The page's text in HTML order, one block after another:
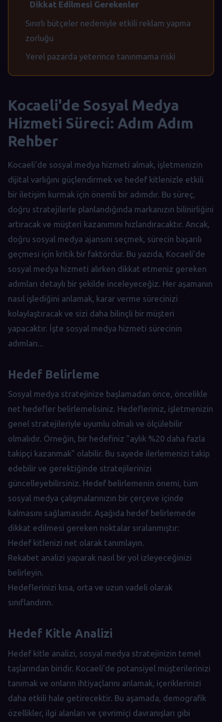
Dikkat Edilmesi Gerekenler
Sınırlı bütçeler nedeniyle etkili reklam yapma
zorluğu
Yerel pazarda yeterince tanınmama riski
Kocaeli'de Sosyal Medya
Hizmeti Süreci: Adım Adım
Rehber
Kocaeli'de sosyal medya hizmeti almak, işletmenizin
dijital varlığını güçlendirmek ve hedef kitlenizle etkili
bir iletişim kurmak için önemli bir adımdır. Bu süreç,
doğru stratejilerle planlandığında markanızın bilinirliğini
artıracak ve müşteri kazanımını hızlandıracaktır. Ancak,
doğru sosyal medya ajansını seçmek, sürecin başarılı
geçmesi için kritik bir faktördür. Bu yazıda, Kocaeli'de
sosyal medya hizmeti alırken dikkat etmeniz gereken
adımları detaylı bir şekilde inceleyeceğiz. Her aşamanın
nasıl işlediğini anlamak, karar verme sürecinizi
kolaylaştıracak ve sizi daha bilinçli bir müşteri
yapacaktır. İşte sosyal medya hizmeti sürecinin
adımları...
Hedef Belirleme
Sosyal medya stratejinize başlamadan önce, öncelikle
net hedefler belirlemelisiniz. Hedefleriniz, işletmenizin
genel stratejileriyle uyumlu olmalı ve ölçülebilir
olmalıdır. Örneğin, bir hedefiniz "aylık %20 daha fazla
takipçi kazanmak" olabilir. Bu sayede ilerlemenizi takip
edebilir ve gerektiğinde stratejilerinizi
güncelleyebilirsiniz. Hedef belirlemenin önemi, tüm
sosyal medya çalışmalarınızın bir çerçeve içinde
kalmasını sağlamasıdır. Aşağıda hedef belirlemede
dikkat edilmesi gereken noktalar sıralanmıştır:
Hedef kitlenizi net olarak tanımlayın.
Rekabet analizi yaparak nasıl bir yol izleyeceğinizi
belirleyin.
Hedeflerinizi kısa, orta ve uzun vadeli olarak
sınıflandırın.
Hedef Kitle Analizi
Hedef kitle analizi, sosyal medya stratejinizin temel
taşlarından biridir. Kocaeli’de potansiyel müşterilerinizi
tanımak ve onların ihtiyaçlarını anlamak, içeriklerinizi
daha etkili hale getirecektir. Bu aşamada, demografik
özellikler, ilgi alanları ve çevrimiçi davranışları gibi